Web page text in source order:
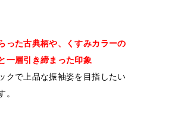
った古典柄や、くすみカラーの
一層引き締まった印象
クで上品な振袖姿を目指したい
。